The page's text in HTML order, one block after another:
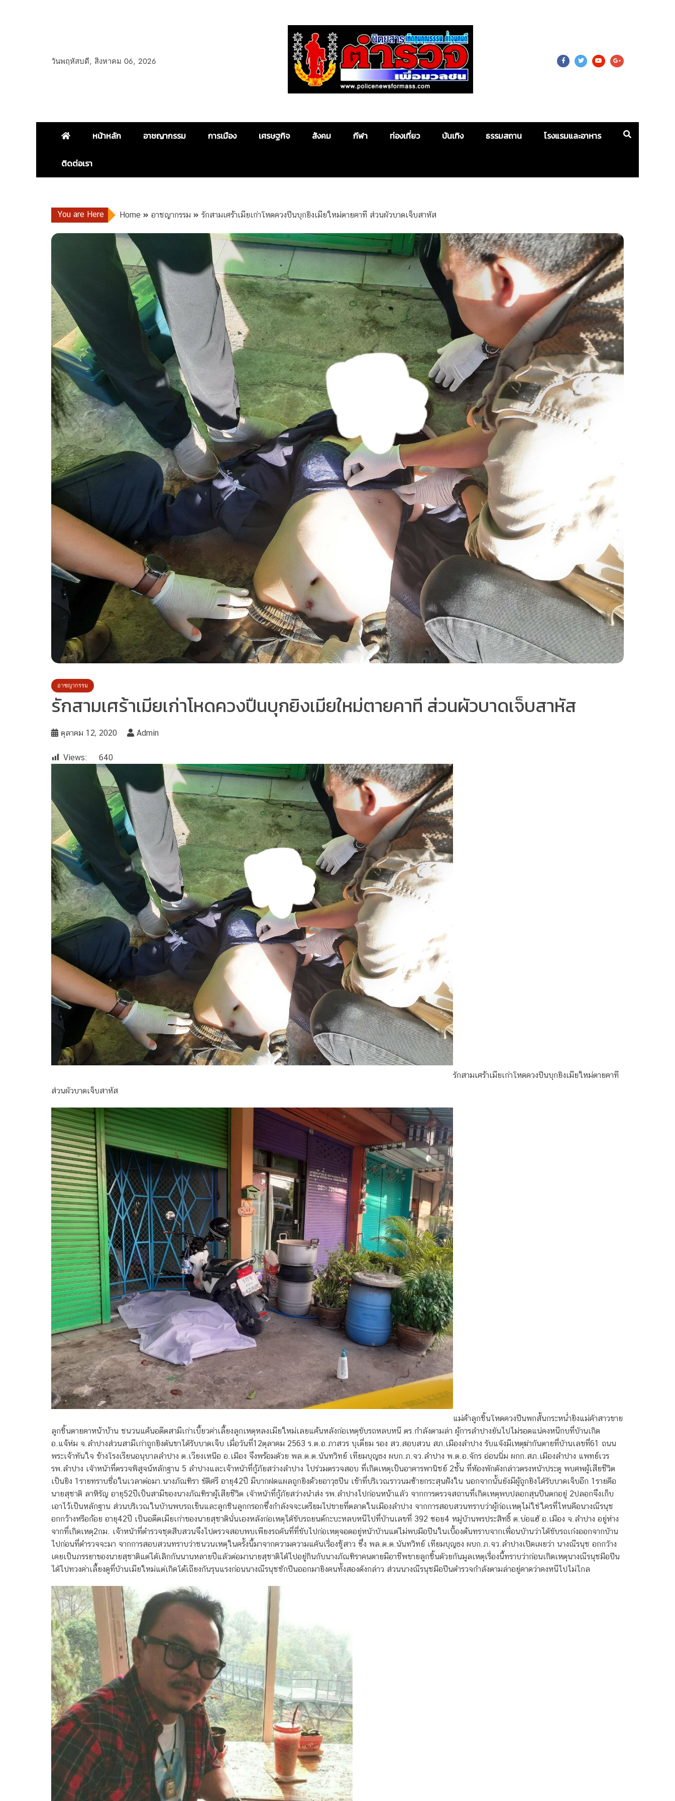
วันพฤหัสบดี, สิงหาคม 06, 2026
Police News For Mass
หน้าหลัก อาชญากรรม การเมือง เศรษฐกิจ สังคม กีฬา ท่องเที่ยว บันเทิง ธรรมสถาน โรงแรมและอาหาร
ติดต่อเรา
You are Here Home อาชญากรรม รักสามเศร้าเมียเก่าโหดควงปืนบุกยิงเมียใหม่ตายคาที ส่วนผัวบาดเจ็บสาหัส
อาชญากรรม
รักสามเศร้าเมียเก่าโหดควงปืนบุกยิงเมียใหม่ตายคาที ส่วนผัวบาดเจ็บสาหัส
ตุลาคม 12, 2020 Admin
Views: 640
รักสามเศร้าเมียเก่าโหดควงปืนบุกยิงเมียใหม่ตายคาที
ส่วนผัวบาดเจ็บสาหัส
แม่ค้าลูกชิ้นโหดควงปืนพกสั้นกระหน่ำยิงแม่คัาสาวขาย
ลูกชิ้นตายคาหน้าบ้าน ชนวนแค้นอดีตสามีเก่าเบี้ยวค่าเลี้ยงลูกเหตุหลงเมียใหม่เลยแค้นหลังก่อเหตุขับรถหลบหนี ตร.กําลังตามล่า ผู้การลําปางยันไปไม่รอดแน่คงหนีกบที่บัานเกิด
อ.แจ้ห่ม จ.ลําปางส่วนสามีเก่าถูกยิงตันขาไดัรับบาดเจ็บ เมื่อวันที่12ตุลาคม 2563 ร.ต.อ.ภาสวร บุเตี่ยม รอง สว.สอบสวน สภ.เมืองลําปาง รับแจังมีเหตุฆ่ากันตายที่บัานเลขที่61 ถนน
พระเจ้าทันใจ ข้างโรงเรียนอนุบาลลําปาง ต.เวียงเหนือ อ.เมือง จึงพร้อมดัวย พล.ต.ต.นันทวิทย์ เทียมบุญธง ผบก.ภ.จว.ลําปาง พ.ต.อ.จักร อ่อนนิ่ม ผกก.สภ.เมืองลําปาง แพทย์เวร
รพ.ลําปาง เจัาหนัาที่ตรวจพิสูจน์หลักฐาน 5 ลําปางและเจ้าหนัาที่กู้ภัยสว่างลําปาง ไปร่วมตรวจสอบ ที่เกิดเหตุเป็นอาคารพานิชย์ 2ชั้น ที่หัองพักดังกล่าวตรงหนัาประตู พบศพผู้เสียชีวิต
เป็นยิง 1รายทราบชื่อในเวลาต่อมา.นางภัณฑิรา ขัติศรี อายุ42ปี มีบากฝดแผลถูกยิงด้วยอาวุธปืน เข้าที่บริเวณราวนมซ้ายกระสุนฝ้งใน นอกจากนั้นยังมีผู้ถูกยิงไดัรับบาดเจ็บอีก 1รายคือ
นายสุชาติ ลาหิรัญ อายุ52ปีเป็นสามีของนางภัณฑิราผู้เสียชีวิต เจัาหนัาที่กู้ภัยสว่างนําส่ง รพ.ลําปางไปก่อนหน้าแลัว จากการตรวจสถานที่เกิดเหตุพบปลอกสุนปืนตกอยู่ 2ปลอกจึงเก็บ
เอาไว้เป็นหลักฐาน ส่วนบริเวณในบัานพบรถเข็นและลูกชินลูกกรอกซึ่งกําลังจจะเตรียมไปขายที่ตลาดในเมืองลําปาง จากการสอบสวนทราบว่าผู้ก่อเเหตุไม่ใช่ใครที่ไหนคือนางณีรนุช
อกกว้างหรือก้อย อายุ42ปี เป็นอดีตเมียเก่าของนายสุชาตินั่นเองหลังก่อเหตุไดัขับรถยนต์กะบะหลบหนีไปที่บัานเลขที่ 392 ซอย4 หมู่บัานพรประสิทธิ์ ต.บ่อแฮั อ.เมือง จ.ลําปาง อยู่ห่าง
จากที่เกิดเหตุ2กม. เจ้าหนัาที่ตํารวจชุดสืบสวนจึงไปตรวจสอบพบเพียงรถคันที่ที่ขับไปก่อเหตุจอดอยู่หนัาบัานแต่ไม่พบมือปืนในเบื้องต้นทราบจากเพื่อนบัานว่าไดัขับรถเก๋งออกจากบัาน
ไปก่อนที่ตํารวจจะมา จากการสอบสวนทราบว่าชนวนเหตุในครั้งนี้มาจากความความแคันเรื่องชู้สาว ซึ่ง พล.ต.ต.นันทวิทย์ เทียมบุญธง ผบก.ภ.จว.ลําปางเปิดเผยว่า นางณีรนุช อกกวัาง
เคยเป็นภรรยาของนายสุชาติแต่ไดัเลิกกันนานหลายปีแลัวต่อมานายสุชาติไดัไปอยู่กินกับนางภัณฑิราคนตายมีอาชีพขายลูกชิ้นดัวยกันมูลเหตุเรื่องนี้ทราบว่าก่อนเกิดเหตุนางณีรนุชมือปืน
ไดัไปทวงค่าเลี้ยงดูที่บัานเมียใหม่แต่เกิดโต้เถียงกันรุนแรงก่อนนางณีรนุชชักปืนออกมายิงคนทั้งสองดังกล่าว ส่วนนางณีรนุชมือปืนตํารวจกําลังตามล่าอยู่คาดว่าคงหนีไปไม่ไกล